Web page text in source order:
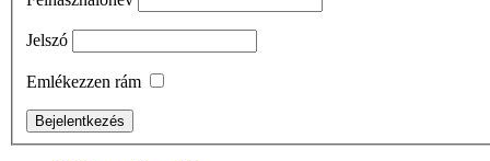
Jelszó
Emlékezzen rám